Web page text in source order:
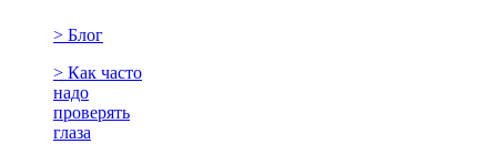
> Блог
> Как часто
надо
проверять
глаза